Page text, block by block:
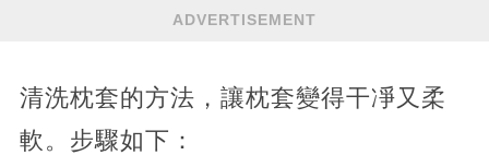
ADVERTISEMENT
清洗枕套的方法，讓枕套變得干凈又柔
軟。步驟如下：